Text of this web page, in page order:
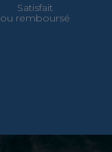
Satisfait
ou remboursé